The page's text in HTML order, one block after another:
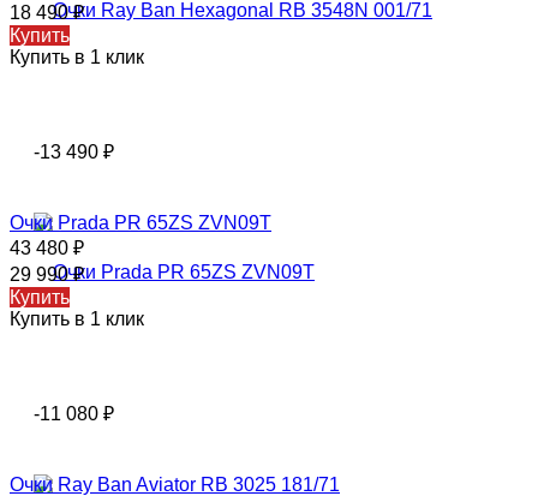
18 490₽
Купить
Купить в 1 клик
-13 490 ₽
Очки Prada PR 65ZS ZVN09T
43 480 ₽
29 990₽
Купить
Купить в 1 клик
-11 080 ₽
Очки Ray Ban Aviator RB 3025 181/71